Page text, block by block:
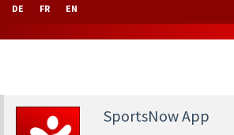
DE FR EN
SportsNow App